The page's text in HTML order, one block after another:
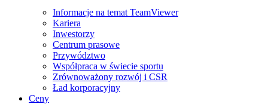
Informacje na temat TeamViewer
Kariera
Inwestorzy
Centrum prasowe
Przywództwo
Współpraca w świecie sportu
Zrównoważony rozwój i CSR
Ład korporacyjny
Ceny